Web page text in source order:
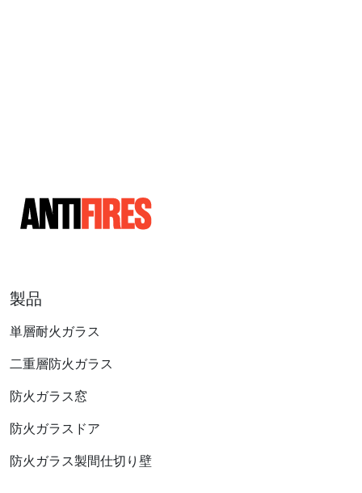
製品
単層耐火ガラス
二重層防火ガラス
防火ガラス窓
防火ガラスドア
防火ガラス製間仕切り壁